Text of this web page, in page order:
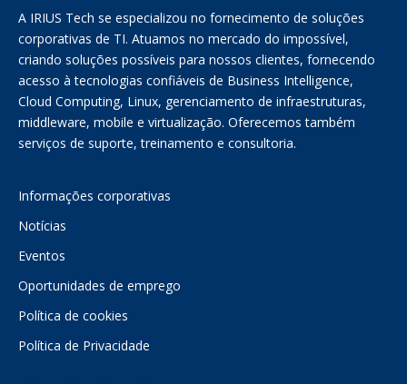
A IRIUS Tech se especializou no fornecimento de soluções
corporativas de TI. Atuamos no mercado do impossível,
criando soluções possíveis para nossos clientes, fornecendo
acesso à tecnologias confiáveis de Business Intelligence,
Cloud Computing, Linux, gerenciamento de infraestruturas,
middleware, mobile e virtualização. Oferecemos também
serviços de suporte, treinamento e consultoria.
Informações corporativas
Notícias
Eventos
Oportunidades de emprego
Política de cookies
Política de Privacidade